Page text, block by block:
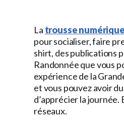
La trousse
pour socialiser, faire
shirt, des publications
Randonnée que vous
expérience de la
et vous pouvez avoir
d’apprécier la
réseaux.